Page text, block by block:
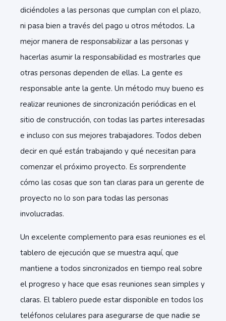
diciéndoles a las personas que cumplan con el plazo,
ni pasa bien a través del pago u otros métodos. La
mejor manera de responsabilizar a las personas y
hacerlas asumir la responsabilidad es mostrarles que
otras personas dependen de ellas. La gente es
responsable ante la gente. Un método muy bueno es
realizar reuniones de sincronización periódicas en el
sitio de construcción, con todas las partes interesadas
e incluso con sus mejores trabajadores. Todos deben
decir en qué están trabajando y qué necesitan para
comenzar el próximo proyecto. Es sorprendente
cómo las cosas que son tan claras para un gerente de
proyecto no lo son para todas las personas
involucradas.
Un excelente complemento para esas reuniones es el
tablero de ejecución que se muestra aquí, que
mantiene a todos sincronizados en tiempo real sobre
el progreso y hace que esas reuniones sean simples y
claras. El tablero puede estar disponible en todos los
teléfonos celulares para asegurarse de que nadie se